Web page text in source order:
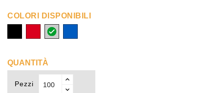
COLORI DISPONIBILI
trasparente
QUANTITÀ
Pezzi